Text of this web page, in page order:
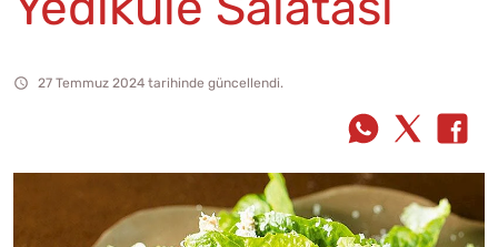
27 Temmuz 2024 tarihinde güncellendi.